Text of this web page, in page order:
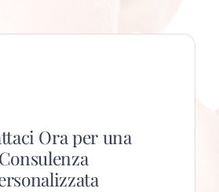
Ora per una
Consulenza